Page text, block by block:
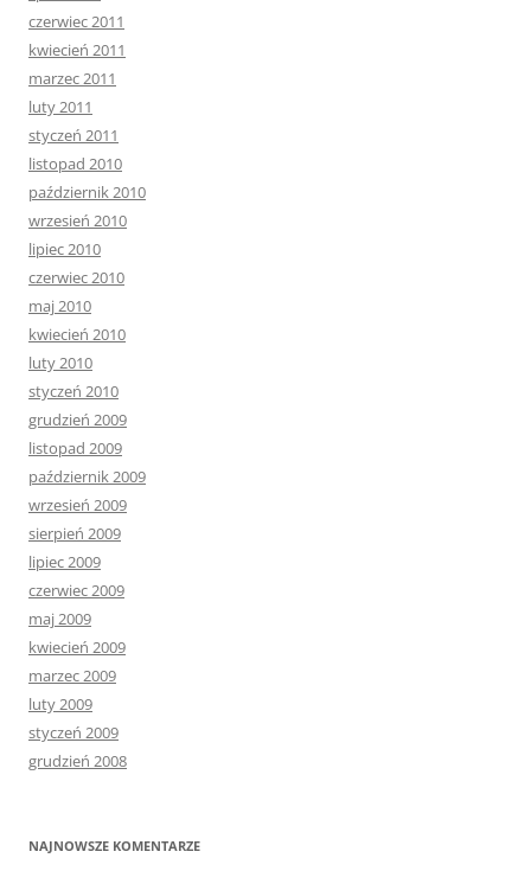
czerwiec 2011
kwiecień 2011
marzec 2011
luty 2011
styczeń 2011
listopad 2010
październik 2010
wrzesień 2010
lipiec 2010
czerwiec 2010
maj 2010
kwiecień 2010
luty 2010
styczeń 2010
grudzień 2009
listopad 2009
październik 2009
wrzesień 2009
sierpień 2009
lipiec 2009
czerwiec 2009
maj 2009
kwiecień 2009
marzec 2009
luty 2009
styczeń 2009
grudzień 2008
NAJNOWSZE KOMENTARZE